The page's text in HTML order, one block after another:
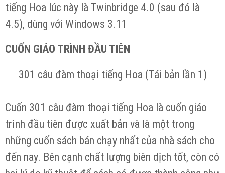
tiếng Hoa lúc này là Twinbridge 4.0 (sau đó là
4.5), dùng với Windows 3.11
CUỐN GIÁO TRÌNH ĐẦU TIÊN
301 câu đàm thoại tiếng Hoa (Tái bản lần 1)
Cuốn 301 câu đàm thoại tiếng Hoa là cuốn giáo
trình đầu tiên được xuất bản và là một trong
những cuốn sách bán chạy nhất của nhà sách cho
đến nay. Bên cạnh chất lượng biên dịch tốt, còn có